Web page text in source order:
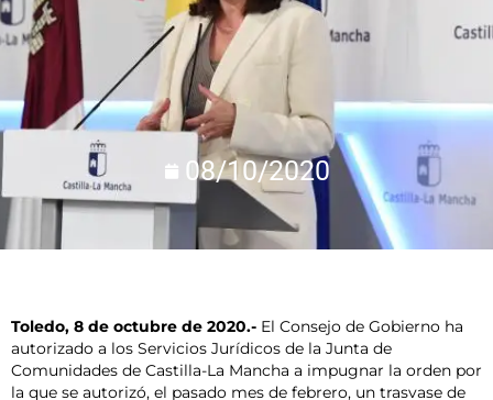
08/10/2020
Toledo, 8 de octubre de 2020.- El Consejo de Gobierno ha
autorizado a los Servicios Jurídicos de la Junta de
Comunidades de Castilla-La Mancha a impugnar la orden por
la que se autorizó, el pasado mes de febrero, un trasvase de